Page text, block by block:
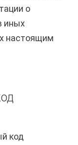
о
иных
настоящим
код